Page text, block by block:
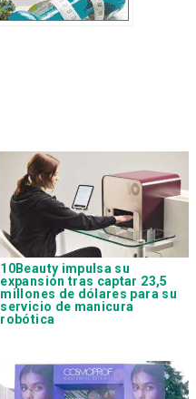
10Beauty impulsa su
expansión tras captar 23,5
millones de dólares para su
servicio de manicura
robótica